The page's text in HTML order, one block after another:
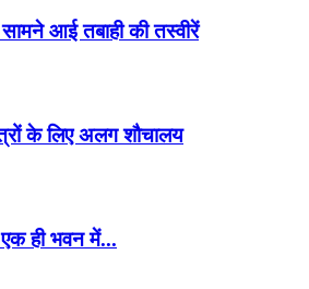
आई तबाही की तस्वीरें
के लिए अलग शौचालय
एक ही भवन में...